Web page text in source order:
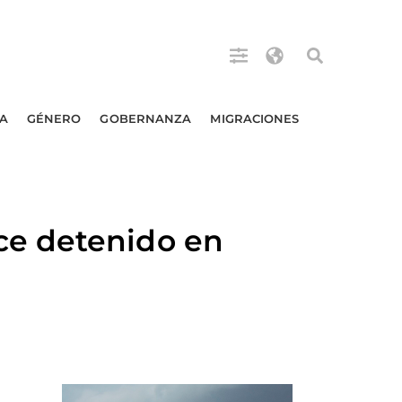
GÉNERO GOBERNANZA MIGRACIONES
detenido en